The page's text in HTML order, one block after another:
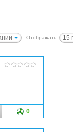
Отображать: 15
0